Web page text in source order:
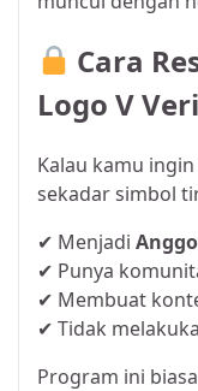
Cara
Logo V
Kalau kamu ingin
sekadar simbol
✔ Menjadi
✔ Punya
✔ Membuat
✔ Tidak
Program ini